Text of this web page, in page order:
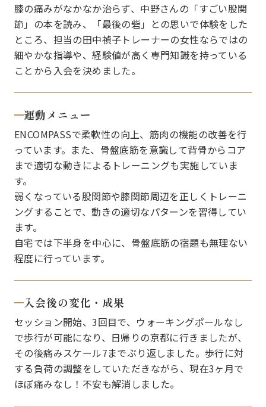
膝の痛みがなかなか治らず、中野さんの「すごい股関
節」の本を読み、「最後の砦」との思いで体験をした
ところ、担当の田中禎子トレーナーの女性ならではの
細やかな指導や、経験値が高く専門知識を持っている
ことから入会を決めました。
運動メニュー
ENCOMPASSで柔軟性の向上、筋肉の機能の改善を行
っています。また、骨盤底筋を意識して背骨からコア
まで適切な動きによるトレーニングも実施していま
す。
弱くなっている股関節や膝関節周辺を正しくトレーニ
ングすることで、動きの適切なパターンを習得してい
ます。
自宅では下半身を中心に、骨盤底筋の宿題も無理ない
程度に行っています。
入会後の変化・成果
セッション開始、3回目で、ウォーキングポールなし
で歩行が可能になり、日帰りの京都に行きましたが、
その後痛みスケール7までぶり返しました。歩行に対
する負荷の調整をしていただきながら、現在3ヶ月で
ほぼ痛みなし！不安も解消しました。